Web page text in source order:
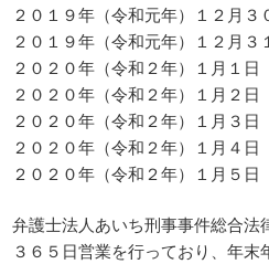
２０１９年（令和元年）１２月３
２０１９年（令和元年）１２月３
２０２０年（令和２年）１月１日
２０２０年（令和２年）１月２日
２０２０年（令和２年）１月３日
２０２０年（令和２年）１月４日
２０２０年（令和２年）１月５日
弁護士法人あいち刑事事件総合法
３６５日営業を行っており、年